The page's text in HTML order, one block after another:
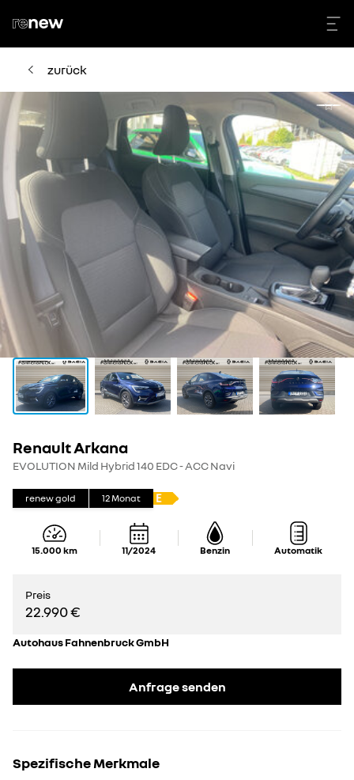
zurück
Renault Arkana
EVOLUTION Mild Hybrid 140 EDC - ACC Navi
renew gold 12Monat
15.000 km 11/2024 Benzin Automatik
Preis
22.990 €
Autohaus Fahnenbruck GmbH
Anfrage senden
Spezifische Merkmale